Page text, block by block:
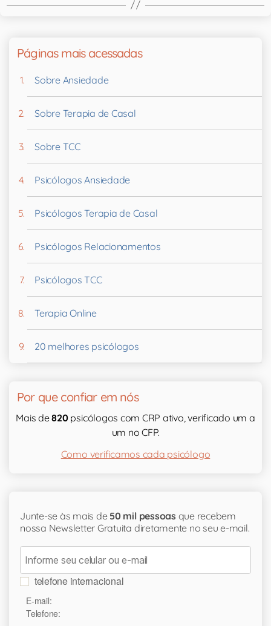
Páginas mais acessadas
Sobre Ansiedade
Sobre Terapia de Casal
Sobre TCC
Psicólogos Ansiedade
Psicólogos Terapia de Casal
Psicólogos Relacionamentos
Psicólogos TCC
Terapia Online
20 melhores psicólogos
Por que confiar em nós
Mais de820psicólogos com CRP ativo, verificado um a
um no CFP.
Como verificamos cada psicólogo
Junte-se às mais de 50 mil pessoas que recebem
nossa Newsletter Gratuita diretamente no seu e-mail.
telefone internacional
E-mail:
Telefone: